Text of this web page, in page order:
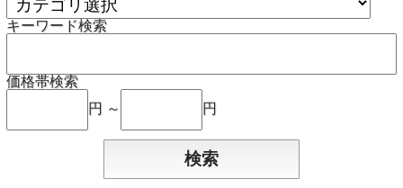
キーワード検索
価格帯検索
円 ～
円